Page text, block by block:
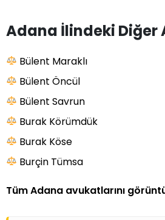
Adana İlindeki Diğer
Bülent Maraklı
Bülent Öncül
Bülent Savrun
Burak Körümdük
Burak Köse
Burçin Tümsa
Tüm Adana avukatlarını